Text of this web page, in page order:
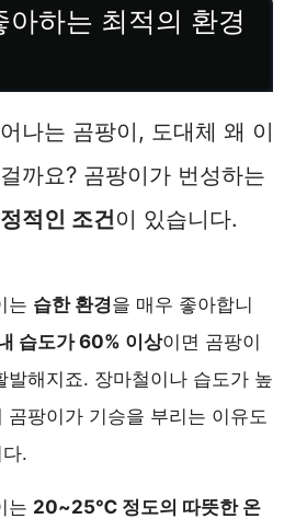
아하는 최적의 환경
나는 곰팡이, 도대체 왜 이
까요? 곰팡이가 번성하는
적인 조건이 있습니다.
는 습한 환경을 매우 좋아합니
습도가 60% 이상이면 곰팡이
발해지죠. 장마철이나 습도가 높
곰팡이가 기승을 부리는 이유도
.
는 20~25℃ 정도의 따뜻한 온